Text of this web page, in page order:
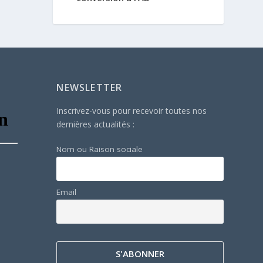
NEWSLETTER
Inscrivez-vous pour recevoir toutes nos
dernières actualités :
Nom ou Raison sociale
Email